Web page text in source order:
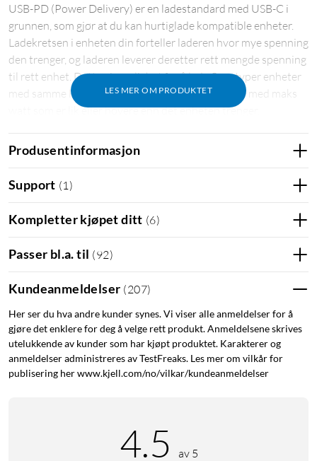
LES MER OM PRODUKTET
USB-PD (Power Delivery) er en ladestandard med USB-C i
grunnen, som gjør at du kan hurtiglade kompatible enheter.
Ladekretsen i enheten din forteller laderen hvor mye spenning
den trenger, og laderen leverer deretter rett mengde spenning
til rett enhet. Dette gir mulighet for å lade flere typer enheter
med samme lader. Så lenge du bruker en PD-lader med maks
watt som er lik eller høyere enn det enheten trenger.
Lader også enheter som ikke har støtte for USB-
PD
Siden USB-PD er laget for kommunikasjon mellom lader og
tilkoblet enhet, kan den også oppdage enheter som ikke har
støtet for USB-PD. Den senker da spenningen til 5 V for ikke å
risikere at enhet og batteri tar skade. Det går derfor utmerket
an å lade ikke-kompatible enheter med en PD-lader som
krever 5 V for å lade, eksempelvis mobiltelefoner,
hodetelefoner og nødladere.
For lading av alle dine enheter
Laderen fungerer også perfekt for å lade opp hele familiens
USB-enheter, som nødladere, hodetelefoner og lesebrett.
Ved lading av datamaskiner
Produsentinformasjon
Support (1)
Kompletter kjøpet ditt (6)
Passer bl.a. til (92)
Kundeanmeldelser (207)
Her ser du hva andre kunder synes. Vi viser alle anmeldelser for å
gjøre det enklere for deg å velge rett produkt. Anmeldelsene skrives
utelukkende av kunder som har kjøpt produktet. Karakterer og
anmeldelser administreres av TestFreaks. Les mer om vilkår for
publisering her www.kjell.com/no/vilkar/kundeanmeldelser
4.5 av 5